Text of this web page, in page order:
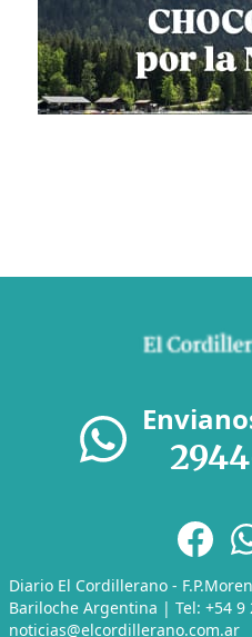
Diario El Cordillerano -
Bariloche Argentina | Tel: +54 9
noticias@elcordillerano.com.ar